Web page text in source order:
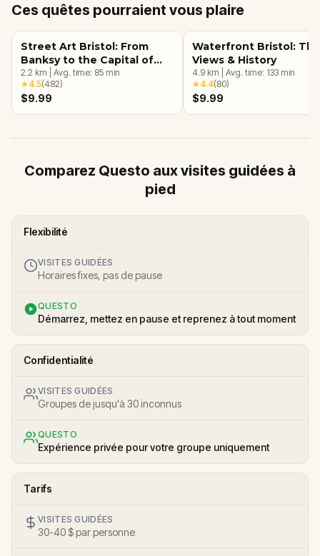
Ces quêtes pourraient vous plaire
Street Art Bristol: From
Banksy to the Capital of
Graffiti Walking Tour &
Escape Game
2.2 km Avg. time: 85 min
★4.5(482)
$9.99
Waterfront Bristol: The
Views & History
4.9 km Avg. time: 133 min
★4.4(80)
$9.99
Comparez Questo aux visites guidées à
pied
Flexibilité
VISITES GUIDÉES
Horaires fixes, pas de pause
QUESTO
Démarrez, mettez en pause et reprenez à tout moment
Confidentialité
VISITES GUIDÉES
Groupes de jusqu'à 30 inconnus
QUESTO
Expérience privée pour votre groupe uniquement
Tarifs
VISITES GUIDÉES
30-40 $ par personne